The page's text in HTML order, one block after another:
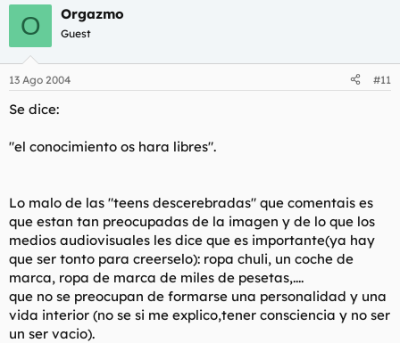
O Orgazmo
Guest
13 Ago 2004 #11
Se dice:
"el conocimiento os hara libres".
Lo malo de las "teens descerebradas" que comentais es
que estan tan preocupadas de la imagen y de lo que los
medios audiovisuales les dice que es importante(ya hay
que ser tonto para creerselo): ropa chuli, un coche de
marca, ropa de marca de miles de pesetas,....
que no se preocupan de formarse una personalidad y una
vida interior (no se si me explico,tener consciencia y no ser
un ser vacio).